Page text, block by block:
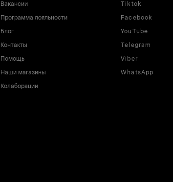
Вакансии
Программа лояльности
Блог
Контакты
Помощь
Наши магазины
Колаборации
Tiktok
Facebook
YouTube
Telegram
Viber
WhatsApp